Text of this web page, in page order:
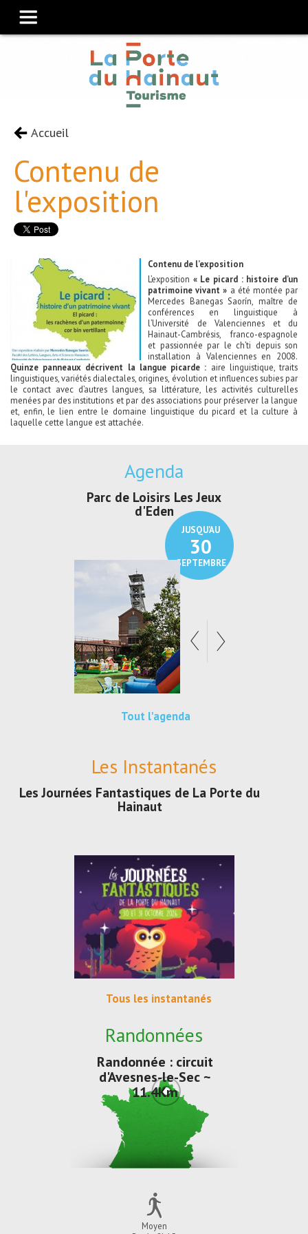
Accueil
Contenu de
l'exposition
Contenu de l’exposition
L’exposition « Le picard : histoire d’un
patrimoine vivant » a été montée par
Mercedes Banegas Saorín, maître de
conférences en linguistique à
l’Université de Valenciennes et du
Hainaut-Cambrésis, franco-espagnole
et passionnée par le ch’ti depuis son
installation à Valenciennes en 2008.
Quinze panneaux décrivent la langue picarde : aire linguistique, traits
linguistiques, variétés dialectales, origines, évolution et influences subies par
le contact avec d’autres langues, sa littérature, les activités culturelles
menées par des institutions et par des associations pour préserver la langue
et, enfin, le lien entre le domaine linguistique du picard et la culture à
laquelle cette langue est attachée.
Agenda
JUSQU'AU
30
SEPTEMBRE
Parc de Loisirs Les Jeux
d'Eden
Tout l'agenda
Les Instantanés
Les Journées Fantastiques de La Porte du
Hainaut
Tous les instantanés
Randonnées
Randonnée : circuit
d'Avesnes-le-Sec ~
11.4Km
Moyen